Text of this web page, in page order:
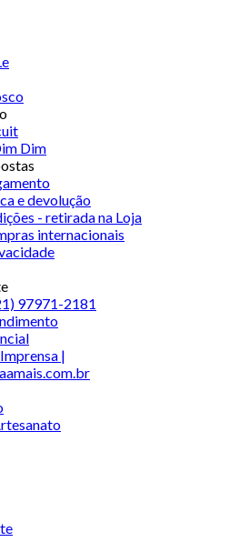
Dim
e devolução
- retirada na Loja
internacionais
97971-2181
|